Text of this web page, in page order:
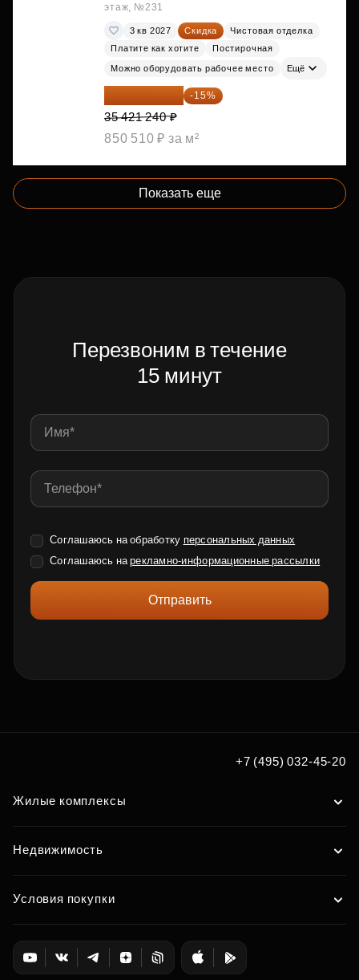
этаж, №231
3 кв 2027 Скидка
Чистовая отделка
Платите как хотите
Постирочная
Можно оборудовать рабочее место Ещё
30 108 054 ₽ -15%
35 421 240 ₽
850 510 ₽ за м²
Показать еще
Перезвоним в течение
15 минут
Соглашаюсь на обработку персональных данных
Соглашаюсь нарекламно-информационные рассылки
Отправить
+7 (495) 032-45-20
Жилые комплексы
Недвижимость
Условия покупки